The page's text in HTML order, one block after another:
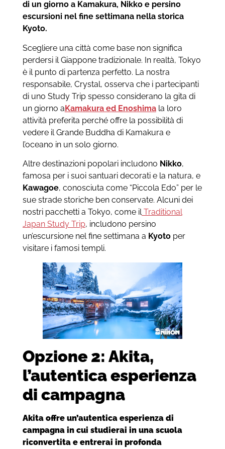
di un giorno a Kamakura, Nikko e persino
escursioni nel fine settimana nella storica
Kyoto.
Scegliere una città come base non significa
perdersi il Giappone tradizionale. In realtà, Tokyo
è il punto di partenza perfetto. La nostra
responsabile, Crystal, osserva che i partecipanti
di uno Study Trip spesso considerano la gita di
un giorno aKamakura ed Enoshimala loro
attività preferita perché offre la possibilità di
vedere il Grande Buddha di Kamakura e
l’oceano in un solo giorno.
Altre destinazioni popolari includono Nikko,
famosa per i suoi santuari decorati e la natura, e
Kawagoe, conosciuta come “Piccola Edo” per le
sue strade storiche ben conservate. Alcuni dei
nostri pacchetti a Tokyo, come ilTraditional
Japan Study Trip, includono persino
un’escursione nel fine settimana a Kyotoper
visitare i famosi templi.
Opzione 2: Akita,
l’autentica esperienza
di campagna
Akita offre un’autentica esperienza di
campagna in cui studierai in una scuola
riconvertita e entrerai in profonda